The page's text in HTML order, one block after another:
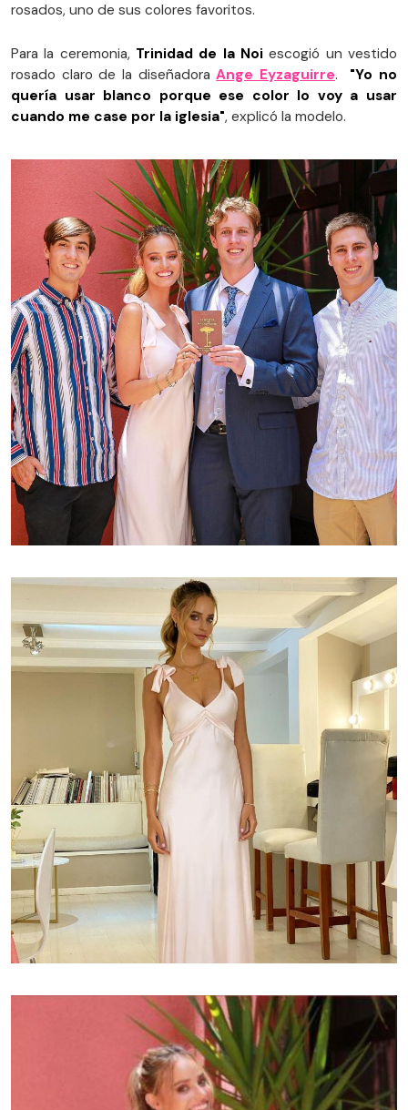
rosados, uno de sus colores favoritos.
Para la ceremonia, Trinidad de la Noiescogió un vestido
rosado claro de la diseñadoraAnge Eyzaguirre. "Yo no
quería usar blanco porque ese color lo voy a usar
cuando me case por la iglesia", explicó la modelo.